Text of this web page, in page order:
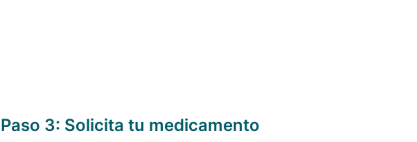
Paso 3: Solicita tu medicamento